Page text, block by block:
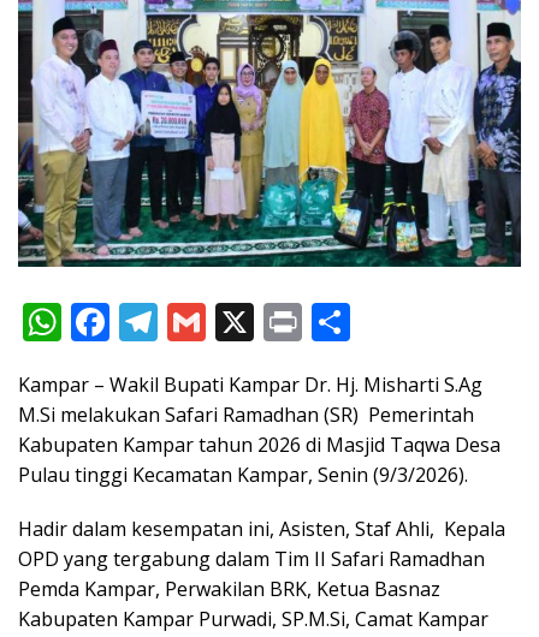
W
h
at
s
A
p
p
F
ac
e
b
o
o
k
T
el
e
gr
a
m
G
m
ai
l
X Pr
in
t ar
e
Kampar – Wakil Bupati Kampar Dr. Hj. Misharti S.Ag
M.Si melakukan Safari Ramadhan (SR) Pemerintah
Kabupaten Kampar tahun 2026 di Masjid Taqwa Desa
Pulau tinggi Kecamatan Kampar, Senin (9/3/2026).
Hadir dalam kesempatan ini, Asisten, Staf Ahli, Kepala
OPD yang tergabung dalam Tim II Safari Ramadhan
Pemda Kampar, Perwakilan BRK, Ketua Basnaz
Kabupaten Kampar Purwadi, SP.M.Si, Camat Kampar